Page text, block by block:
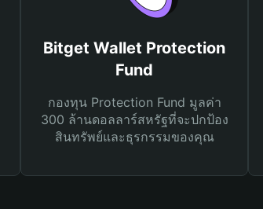
Bitget Wallet Protection
Fund
กองทุน Protection Fund มูลค่า
300 ล้านดอลลาร์สหรัฐที่จะปกป้อง
สินทรัพย์และธุรกรรมของคุณ